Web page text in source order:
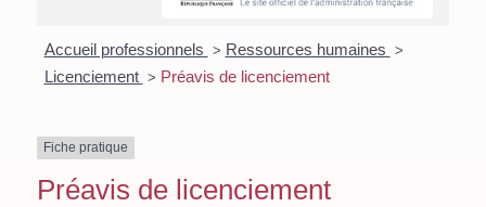
Accueil professionnels > Ressources humaines >
Licenciement > Préavis de licenciement
Fiche pratique
Préavis de licenciement